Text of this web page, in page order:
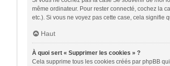
même ordinateur. Pour rester connecté, cochez la
etc.). Si vous ne voyez pas cette case, cela signifie
Haut
À quoi sert « Supprimer les cookies » ?
Cela supprime tous les cookies créés par phpBB